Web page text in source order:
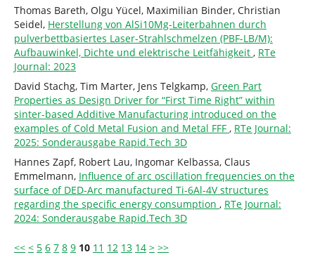
Thomas Bareth, Olgu Yücel, Maximilian Binder, Christian
Seidel, Herstellung von AlSi10Mg-Leiterbahnen durch
pulverbettbasiertes Laser-Strahlschmelzen (PBF-LB/M):
Aufbauwinkel, Dichte und elektrische Leitfähigkeit , RTe
Journal: 2023
David Stachg, Tim Marter, Jens Telgkamp, Green Part
Properties as Design Driver for “First Time Right” within
sinter-based Additive Manufacturing introduced on the
examples of Cold Metal Fusion and Metal FFF , RTe Journal:
2025: Sonderausgabe Rapid.Tech 3D
Hannes Zapf, Robert Lau, Ingomar Kelbassa, Claus
Emmelmann, Influence of arc oscillation frequencies on the
surface of DED-Arc manufactured Ti-6Al-4V structures
regarding the specific energy consumption , RTe Journal:
2024: Sonderausgabe Rapid.Tech 3D
<< < 5 6 7 8 9 10 11 12 13 14 > >>